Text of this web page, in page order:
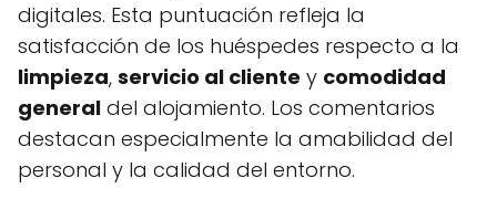
digitales. Esta puntuación refleja la
satisfacción de los huéspedes respecto a la
limpieza, servicio al cliente y comodidad
general del alojamiento. Los comentarios
destacan especialmente la amabilidad del
personal y la calidad del entorno.